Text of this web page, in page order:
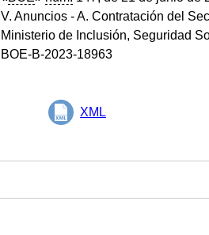
V. Anuncios - A. Contratación del
Ministerio de Inclusión, Seguridad
BOE-B-2023-18963
XML